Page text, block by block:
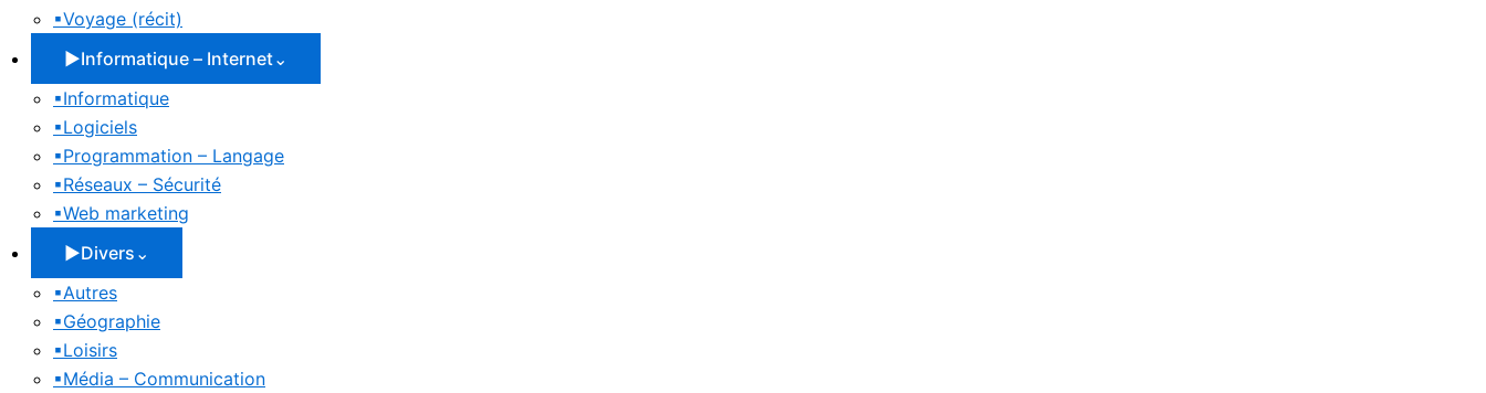
▪Voyage (récit)
▶Informatique – Internet⌄
▪Informatique
▪Logiciels
▪Programmation – Langage
▪Réseaux – Sécurité
▪Web marketing
▶Divers ⌄
▪Autres
▪Géographie
▪Loisirs
▪Média – Communication